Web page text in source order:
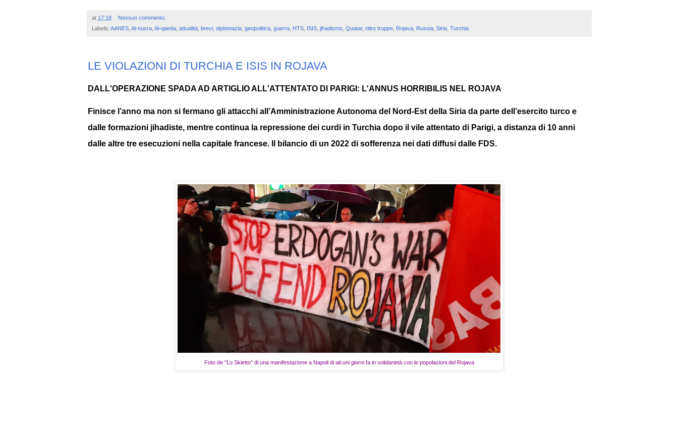
at 17:18
Nessun commento:
Labels: AANES, Al-nusra, Al-qaeda, attualità, brevi, diplomazia, geopolitica, guerra, HTS, ISIS, jihadismo, Quatar, ritiro truppe, Rojava, Russia, Siria, Turchia
LE VIOLAZIONI DI TURCHIA E ISIS IN ROJAVA
DALL'OPERAZIONE SPADA AD ARTIGLIO ALL'ATTENTATO DI PARIGI: L'ANNUS HORRIBILIS NEL ROJAVA
Finisce l’anno ma non si fermano gli attacchi all’Amministrazione Autonoma del Nord-Est della Siria da parte dell’esercito turco e
dalle formazioni jihadiste, mentre continua la repressione dei curdi in Turchia dopo il vile attentato di Parigi, a distanza di 10 anni
dalle altre tre esecuzioni nella capitale francese. Il bilancio di un 2022 di sofferenza nei dati diffusi dalle FDS.
Foto de "Lo Skietto" di una manifestazione a Napoli di alcuni giorni fa in solidarietà con le popolazioni del Rojava